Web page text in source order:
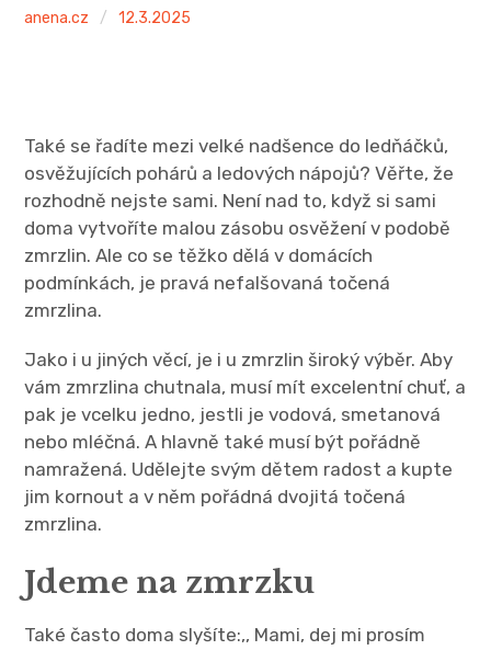
anena.cz 12.3.2025
Také se řadíte mezi velké nadšence do ledňáčků,
osvěžujících pohárů a ledových nápojů? Věřte, že
rozhodně nejste sami. Není nad to, když si sami
doma vytvoříte malou zásobu osvěžení v podobě
zmrzlin. Ale co se těžko dělá v domácích
podmínkách, je pravá nefalšovaná točená
zmrzlina.
Jako i u jiných věcí, je i u zmrzlin široký výběr. Aby
vám zmrzlina chutnala, musí mít excelentní chuť, a
pak je vcelku jedno, jestli je vodová, smetanová
nebo mléčná. A hlavně také musí být pořádně
namražená. Udělejte svým dětem radost a kupte
jim kornout a v něm pořádná dvojitá točená
zmrzlina.
Jdeme na zmrzku
Také často doma slyšíte:,, Mami, dej mi prosím